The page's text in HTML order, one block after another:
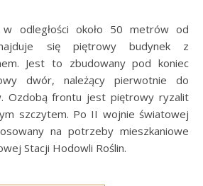
się piętrowy budynek z
Jest to zbudowany pod koniec
dwór, należący pierwotnie do
Ozdobą frontu jest piętrowy ryzalit
szczytem. Po II wojnie światowej
na potrzeby mieszkaniowe
Stacji Hodowli Roślin.